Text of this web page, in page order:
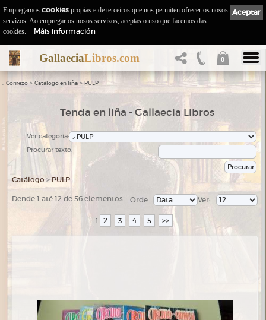
GallaeciaLibros.com 0
:: Comezo > Catálogo en liña > PULP
Tenda en liña - Gallaecia Libros
Ver categoría:
Procurar texto:
Catálogo >PULP
Dende 1 até 12 de 56 elementos Ver:
Orde
1 2 3 4 5 >>
Aceptar
Empregamos cookies propias e de terceiros que nos permiten ofrecer os nosos
servizos. Ao empregar os nosos servizos, aceptas o uso que facemos das
cookies.
Máis información